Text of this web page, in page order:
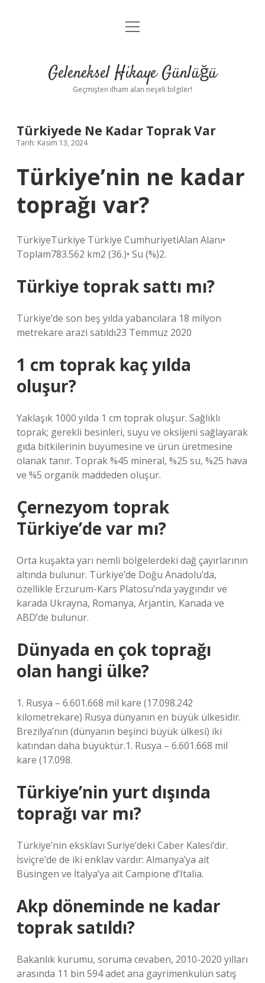
Anasayfa
Yasal Uyarı
menüyü
Geleneksel Hikaye Günlüğü
Geçmişten ilham alan neşeli bilgiler!
Türkiyede Ne Kadar Toprak Var
Tarih: Kasım 13, 2024
Türkiye’nin ne kadar
toprağı var?
TürkiyeTürkiye Türkiye CumhuriyetiAlan Alanı•
Toplam783.562 km2 (36.)• Su (%)2.
Türkiye toprak sattı mı?
Türkiye’de son beş yılda yabancılara 18 milyon
metrekare arazi satıldı23 Temmuz 2020
1 cm toprak kaç yılda
oluşur?
Yaklaşık 1000 yılda 1 cm toprak oluşur. Sağlıklı
toprak; gerekli besinleri, suyu ve oksijeni sağlayarak
gıda bitkilerinin büyümesine ve ürün üretmesine
olanak tanır. Toprak %45 mineral, %25 su, %25 hava
ve %5 organik maddeden oluşur.
Çernezyom toprak
Türkiye’de var mı?
Orta kuşakta yarı nemli bölgelerdeki dağ çayırlarının
altında bulunur. Türkiye’de Doğu Anadolu’da,
özellikle Erzurum-Kars Platosu’nda yaygındır ve
karada Ukrayna, Romanya, Arjantin, Kanada ve
ABD’de bulunur.
Dünyada en çok toprağı
olan hangi ülke?
1. Rusya – 6.601.668 mil kare (17.098.242
kilometrekare) Rusya dünyanın en büyük ülkesidir.
Brezilya’nın (dünyanın beşinci büyük ülkesi) iki
katından daha büyüktür.1. Rusya – 6.601.668 mil
kare (17.098.
Türkiye’nin yurt dışında
toprağı var mı?
Türkiye’nin eksklavı Suriye’deki Caber Kalesi’dir.
İsviçre’de de iki enklav vardır: Almanya’ya ait
Büsingen ve İtalya’ya ait Campione d’Italia.
Akp döneminde ne kadar
toprak satıldı?
Bakanlık kurumu, soruma cevaben, 2010-2020 yılları
arasında 11 bin 594 adet ana gayrimenkulün satış